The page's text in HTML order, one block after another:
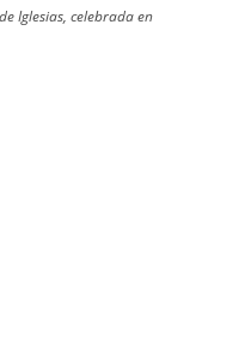
Iglesias, celebrada en